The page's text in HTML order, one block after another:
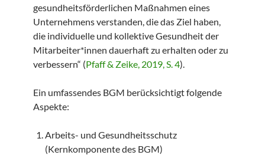
gesundheitsförderlichen Maßnahmen eines
Unternehmens verstanden, die das Ziel haben,
die individuelle und kollektive Gesundheit der
Mitarbeiter*innen dauerhaft zu erhalten oder zu
verbessern“ (Pfaff & Zeike, 2019, S. 4).
Ein umfassendes BGM berücksichtigt folgende
Aspekte:
Arbeits- und Gesundheitsschutz
(Kernkomponente des BGM)